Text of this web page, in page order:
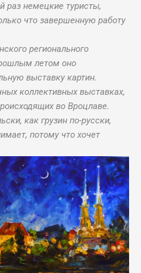
раз немецкие туристы,
что завершенную работу
регионального
летом оно
выставку картин.
коллективных выставках,
во Вроцлаве.
как грузин по-русски,
потому что хочет